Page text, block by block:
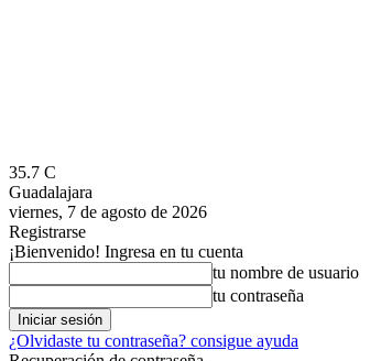
35.7 C
Guadalajara
viernes, 7 de agosto de 2026
Registrarse
¡Bienvenido! Ingresa en tu cuenta
tu nombre de usuario
tu contraseña
¿Olvidaste tu contraseña? consigue ayuda